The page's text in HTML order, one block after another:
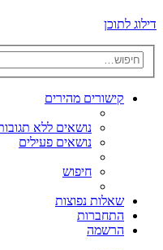
דילוג לתוכן
קישורים מהירים
נושאים ללא
נושאים פעילים
חיפוש
שאלות נפוצות
התחברות
הרשמה